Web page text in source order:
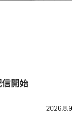
信開始
2026.8.9